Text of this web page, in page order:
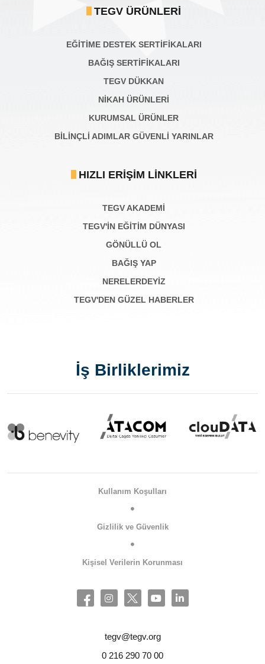
TEGV ÜRÜNLERI
EĞİTİME DESTEK SERTİFİKALARI
BAĞIŞ SERTIFIKALARI
TEGV DÜKKAN
NİKAH ÜRÜNLERİ
KURUMSAL ÜRÜNLER
BILINÇLI ADIMLAR GÜVENLI YARINLAR
HIZLI ERIŞIM LINKLERI
TEGV AKADEMI
TEGV'İN EĞİTİM DÜNYASI
GÖNÜLLÜ OL
BAĞIŞ YAP
NERELERDEYİZ
TEGV'DEN GÜZEL HABERLER
İş Birliklerimiz
Kullanım Koşulları
Gizlilik ve Güvenlik
Kişisel Verilerin Korunması
tegv@tegv.org
0 216 290 70 00